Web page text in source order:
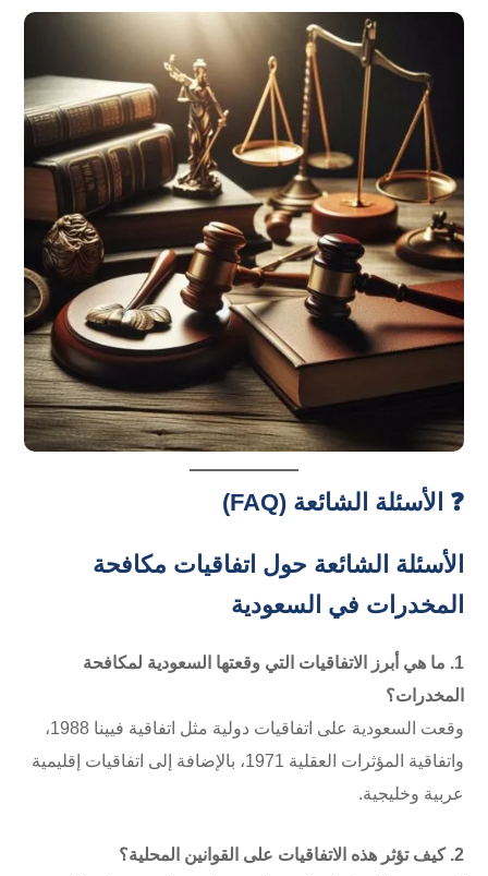
❓ الأسئلة الشائعة (FAQ)
الأسئلة الشائعة حول اتفاقيات مكافحة
المخدرات في السعودية
1. ما هي أبرز الاتفاقيات التي وقعتها السعودية لمكافحة
المخدرات؟
وقعت السعودية على اتفاقيات دولية مثل اتفاقية فيينا 1988،
واتفاقية المؤثرات العقلية 1971، بالإضافة إلى اتفاقيات إقليمية
عربية وخليجية.
2. كيف تؤثر هذه الاتفاقيات على القوانين المحلية؟